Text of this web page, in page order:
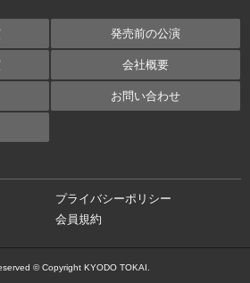
発売前の公演
会社概要
お問い合わせ
プライバシーポリシー
会員規約
© Copyright KYODO TOKAI.